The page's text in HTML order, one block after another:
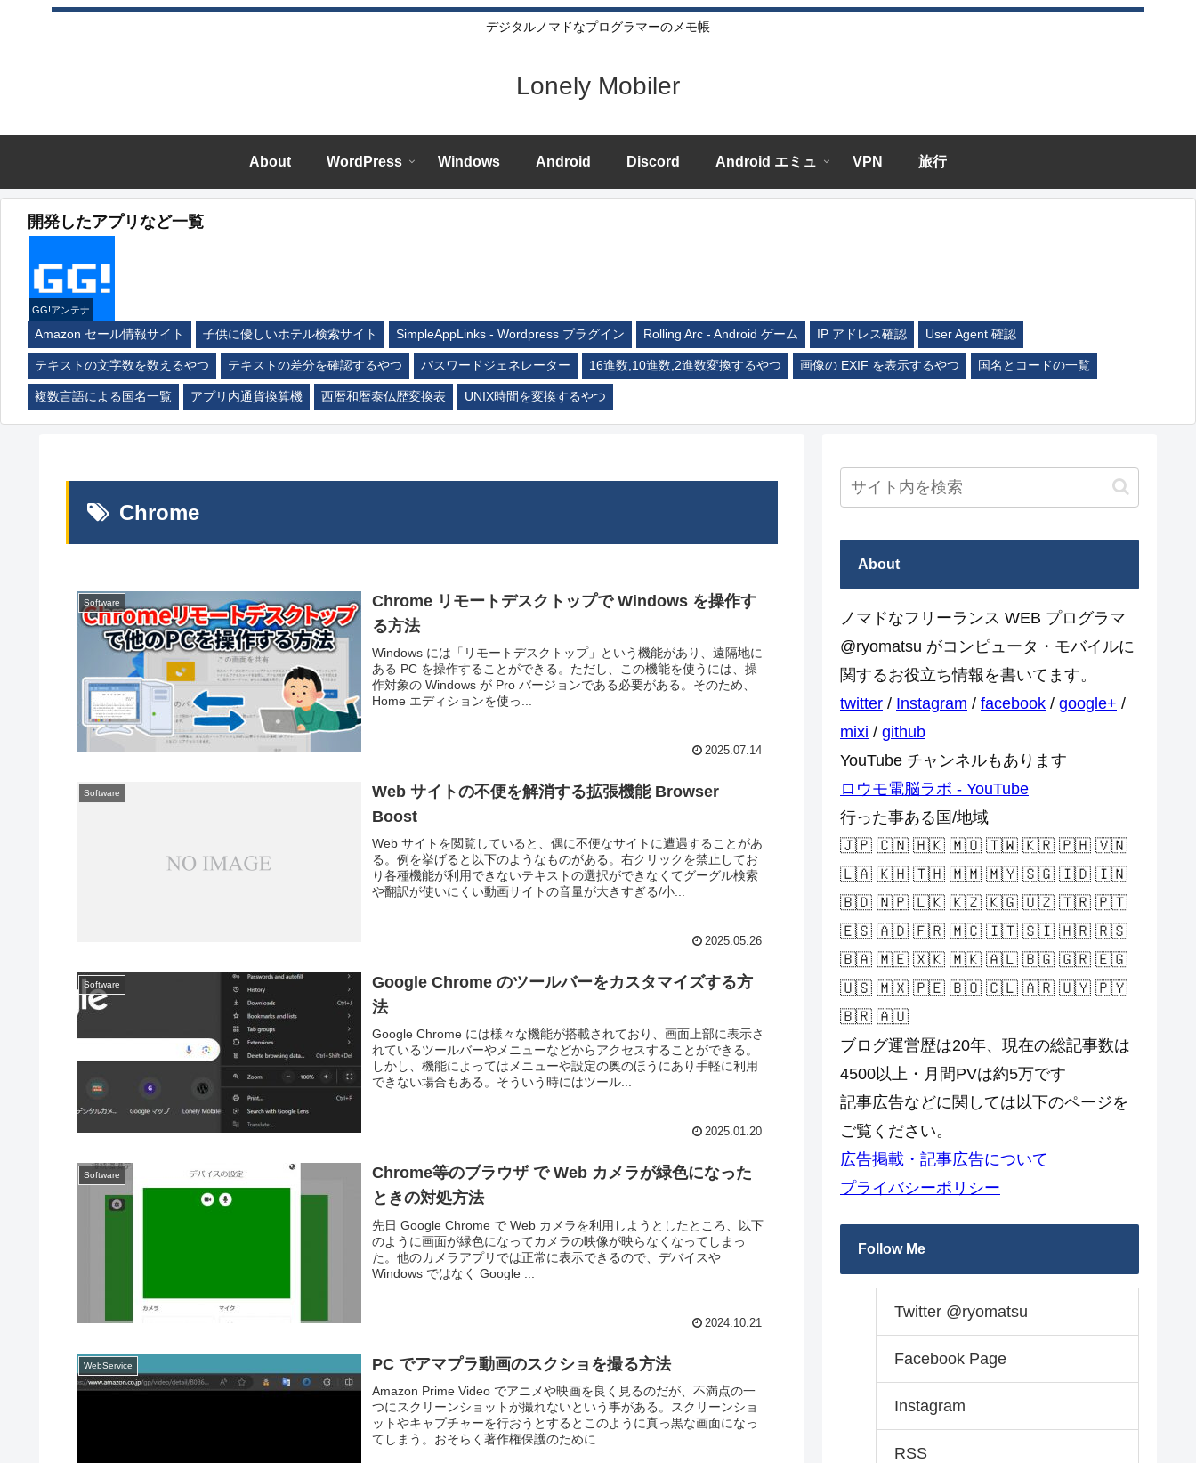
デジタルノマドなプログラマーのメモ帳
Lonely Mobiler
About WordPress Windows Android Discord Android エミュ VPN 旅行
開発したアプリなど一覧
GG!アンテナ
Amazon セール情報サイト 子供に優しいホテル検索サイト SimpleAppLinks - Wordpress プラグイン Rolling Arc - Android ゲーム IP アドレス確認 User Agent 確認
テキストの文字数を数えるやつ テキストの差分を確認するやつ パスワードジェネレーター 16進数,10進数,2進数変換するやつ 画像の EXIF を表示するやつ 国名とコードの一覧
複数言語による国名一覧 アプリ内通貨換算機 西暦和暦泰仏歴変換表 UNIX時間を変換するやつ
Chrome
Software
Chrome リモートデスクトップで Windows を操作す
る方法
Windows には「リモートデスクトップ」という機能があり、遠隔地に
ある PC を操作することができる。ただし、この機能を使うには、操
作対象の Windows が Pro バージョンである必要がある。そのため、
Home エディションを使っ...
2025.07.14
Software
Web サイトの不便を解消する拡張機能 Browser
Boost
Web サイトを閲覧していると、偶に不便なサイトに遭遇することがあ
る。例を挙げると以下のようなものがある。右クリックを禁止してお
り各種機能が利用できないテキストの選択ができなくてグーグル検索
や翻訳が使いにくい動画サイトの音量が大きすぎる/小...
2025.05.26
Software
Google Chrome のツールバーをカスタマイズする方
法
Google Chrome には様々な機能が搭載されており、画面上部に表示さ
れているツールバーやメニューなどからアクセスすることができる。
しかし、機能によってはメニューや設定の奥のほうにあり手軽に利用
できない場合もある。そういう時にはツール...
2025.01.20
Software
Chrome等のブラウザ で Web カメラが緑色になった
ときの対処方法
先日 Google Chrome で Web カメラを利用しようとしたところ、以下
のように画面が緑色になってカメラの映像が映らなくなってしまっ
た。他のカメラアプリでは正常に表示できるので、デバイスや
Windows ではなく Google ...
2024.10.21
WebService PC でアマプラ動画のスクショを撮る方法
Amazon Prime Video でアニメや映画を良く見るのだが、不満点の一
つにスクリーンショットが撮れないという事がある。スクリーンショ
ットやキャプチャーを行おうとするとこのように真っ黒な画面になっ
てしまう。おそらく著作権保護のために...
About
ノマドなフリーランス WEB プログラマ
@ryomatsu がコンピュータ・モバイルに
関するお役立ち情報を書いてます。
twitter / Instagram / facebook / google+ /
mixi / github
YouTube チャンネルもあります
ロウモ電脳ラボ - YouTube
行った事ある国/地域
🇯🇵 🇨🇳 🇭🇰 🇲🇴 🇹🇼 🇰🇷 🇵🇭 🇻🇳
🇱🇦 🇰🇭 🇹🇭 🇲🇲 🇲🇾 🇸🇬 🇮🇩 🇮🇳
🇧🇩 🇳🇵 🇱🇰 🇰🇿 🇰🇬 🇺🇿 🇹🇷 🇵🇹
🇪🇸 🇦🇩 🇫🇷 🇲🇨 🇮🇹 🇸🇮 🇭🇷 🇷🇸
🇧🇦 🇲🇪 🇽🇰 🇲🇰 🇦🇱 🇧🇬 🇬🇷 🇪🇬
🇺🇸 🇲🇽 🇵🇪 🇧🇴 🇨🇱 🇦🇷 🇺🇾 🇵🇾
🇧🇷 🇦🇺
ブログ運営歴は20年、現在の総記事数は
4500以上・月間PVは約5万です
記事広告などに関しては以下のページを
ご覧ください。
広告掲載・記事広告について
プライバシーポリシー
Follow Me
Twitter @ryomatsu
Facebook Page
Instagram
RSS